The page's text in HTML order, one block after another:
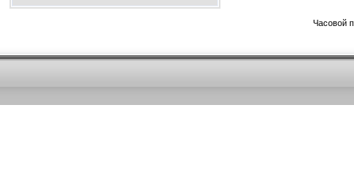
Часовой